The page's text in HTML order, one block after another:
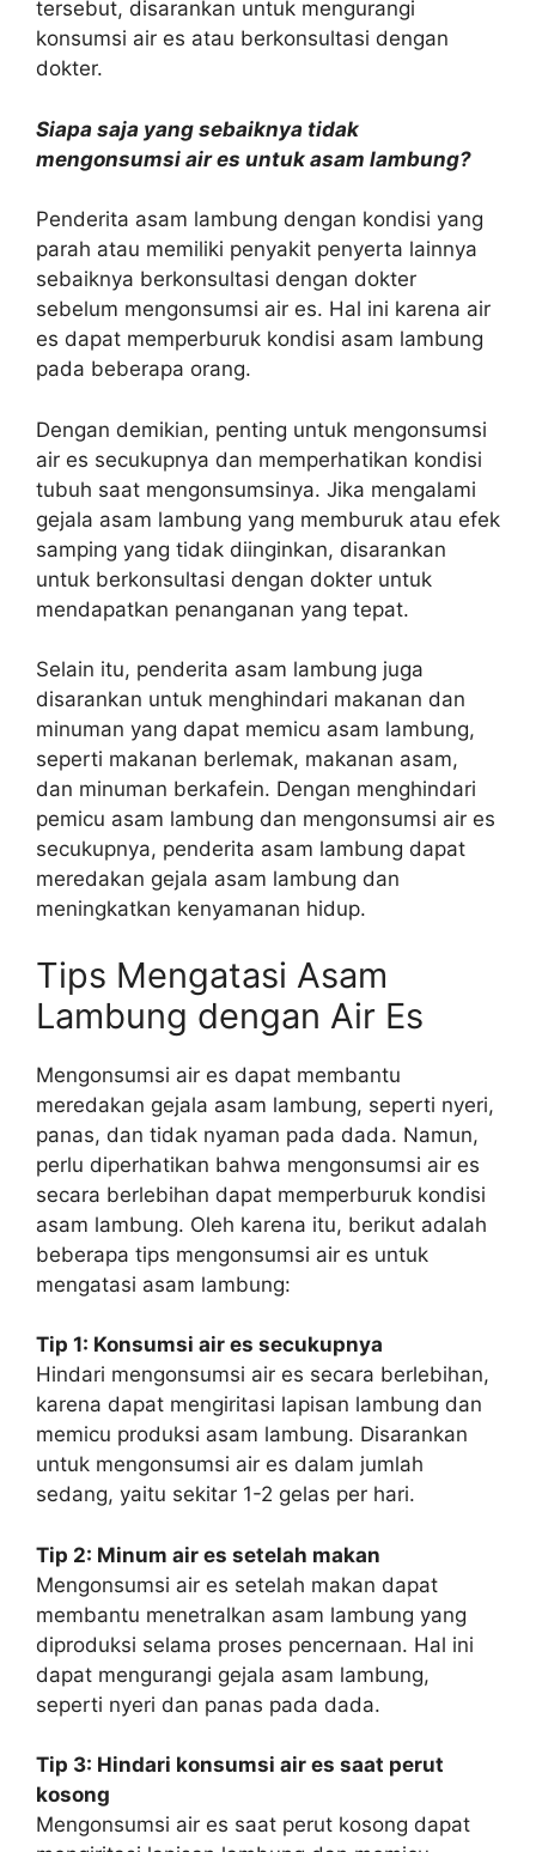
tersebut, disarankan untuk mengurangi
konsumsi air es atau berkonsultasi dengan
dokter.
Siapa saja yang sebaiknya tidak
mengonsumsi air es untuk asam lambung?
Penderita asam lambung dengan kondisi yang
parah atau memiliki penyakit penyerta lainnya
sebaiknya berkonsultasi dengan dokter
sebelum mengonsumsi air es. Hal ini karena air
es dapat memperburuk kondisi asam lambung
pada beberapa orang.
Dengan demikian, penting untuk mengonsumsi
air es secukupnya dan memperhatikan kondisi
tubuh saat mengonsumsinya. Jika mengalami
gejala asam lambung yang memburuk atau efek
samping yang tidak diinginkan, disarankan
untuk berkonsultasi dengan dokter untuk
mendapatkan penanganan yang tepat.
Selain itu, penderita asam lambung juga
disarankan untuk menghindari makanan dan
minuman yang dapat memicu asam lambung,
seperti makanan berlemak, makanan asam,
dan minuman berkafein. Dengan menghindari
pemicu asam lambung dan mengonsumsi air es
secukupnya, penderita asam lambung dapat
meredakan gejala asam lambung dan
meningkatkan kenyamanan hidup.
Tips Mengatasi Asam
Lambung dengan Air Es
Mengonsumsi air es dapat membantu
meredakan gejala asam lambung, seperti nyeri,
panas, dan tidak nyaman pada dada. Namun,
perlu diperhatikan bahwa mengonsumsi air es
secara berlebihan dapat memperburuk kondisi
asam lambung. Oleh karena itu, berikut adalah
beberapa tips mengonsumsi air es untuk
mengatasi asam lambung:
Tip 1: Konsumsi air es secukupnya
Hindari mengonsumsi air es secara berlebihan,
karena dapat mengiritasi lapisan lambung dan
memicu produksi asam lambung. Disarankan
untuk mengonsumsi air es dalam jumlah
sedang, yaitu sekitar 1-2 gelas per hari.
Tip 2: Minum air es setelah makan
Mengonsumsi air es setelah makan dapat
membantu menetralkan asam lambung yang
diproduksi selama proses pencernaan. Hal ini
dapat mengurangi gejala asam lambung,
seperti nyeri dan panas pada dada.
Tip 3: Hindari konsumsi air es saat perut
kosong
Mengonsumsi air es saat perut kosong dapat